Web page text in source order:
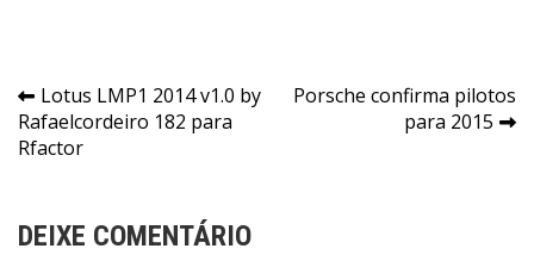
Navegação
de
Lotus LMP1 2014 v1.0 by
Rafaelcordeiro 182 para
Rfactor
Porsche confirma pilotos
para 2015
DEIXE COMENTÁRIO